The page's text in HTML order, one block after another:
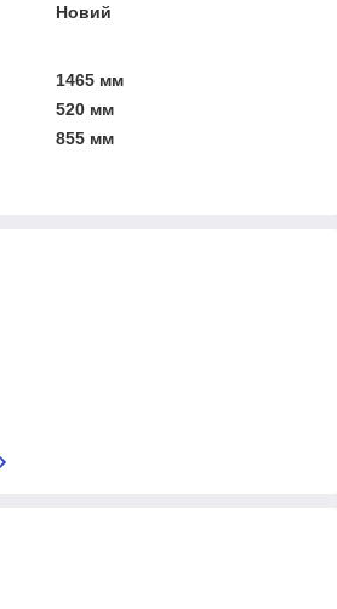
Новий
1465 мм
520 мм
855 мм